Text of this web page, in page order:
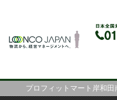
プロフィットマート岸和田